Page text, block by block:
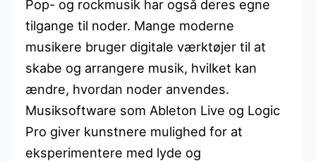
Pop- og rockmusik har også deres egne
tilgange til noder. Mange moderne
musikere bruger digitale værktøjer til at
skabe og arrangere musik, hvilket kan
ændre, hvordan noder anvendes.
Musiksoftware som Ableton Live og Logic
Pro giver kunstnere mulighed for at
eksperimentere med lyde og